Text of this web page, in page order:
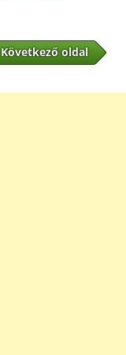
Következő oldal